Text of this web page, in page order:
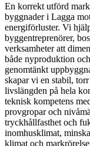
En korrekt utförd
byggnader i Lagga
energiförluster. Vi
byggentreprenörer,
verksamheter att
både nyproduktion
genomtänkt
skapar vi en stabil,
livslängden på hela
teknisk kompetens
provgropar och
tryckhållfasthet och
inomhusklimat,
klimat och